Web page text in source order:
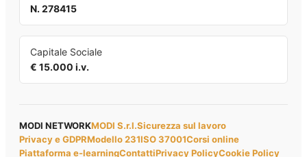
N. 278415
Capitale Sociale
€ 15.000 i.v.
MODI NETWORKMODI S.r.l.Sicurezza sul lavoro
Privacy e GDPRModello 231ISO 37001Corsi online
Piattaforma e-learningContattiPrivacy PolicyCookie Policy